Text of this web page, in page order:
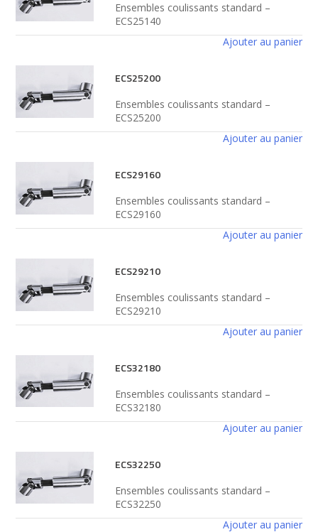
Ensembles coulissants standard –
ECS25140
Ajouter au panier
ECS25200
Ensembles coulissants standard –
ECS25200
Ajouter au panier
ECS29160
Ensembles coulissants standard –
ECS29160
Ajouter au panier
ECS29210
Ensembles coulissants standard –
ECS29210
Ajouter au panier
ECS32180
Ensembles coulissants standard –
ECS32180
Ajouter au panier
ECS32250
Ensembles coulissants standard –
ECS32250
Ajouter au panier